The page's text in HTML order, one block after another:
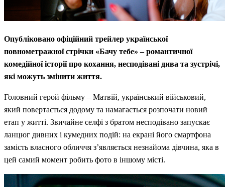
Опубліковано офіційний трейлер української
повнометражної стрічки «Бачу тебе» – романтичної
комедійної історії про кохання, несподівані дива та зустрічі,
які можуть змінити життя.
Головний герой фільму – Матвій, український військовий,
який повертається додому та намагається розпочати новий
етап у житті. Звичайне селфі з братом несподівано запускає
ланцюг дивних і кумедних подій: на екрані його смартфона
замість власного обличчя з’являється незнайома дівчина, яка в
цей самий момент робить фото в іншому місті.